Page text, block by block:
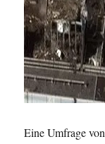
Eine Umfrage